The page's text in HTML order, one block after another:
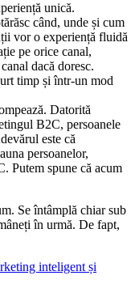
unică.
când, unde și cum
vor o experiență fluidă
pe orice canal,
dacă doresc.
timp și într-un mod
Datorită
B2C, persoanele
este că
persoanelor,
Putem spune că acum
Se întâmplă chiar sub
în urmă. De fapt,
inteligent și